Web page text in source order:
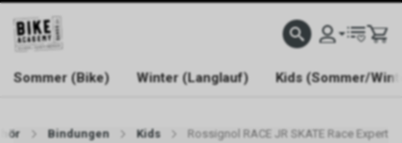
WELCOME TO BIKE ACADEMY
Sommer (Bike) Winter (Langlauf) Kids (Sommer/
Bindungen Kids Rossignol RACE JR SKATE Race Expert